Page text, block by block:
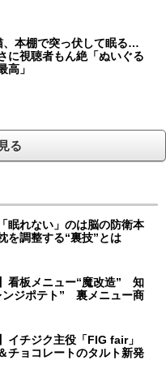
、本棚で突っ伏して眠る…
に視聴者もん絶「ぬいぐる
高」
る
眠れない」のは脳の防衛本
調整する“裏技”とは
看板メニュー“魔改造” 知
ンジポテト” 裏メニュー商
イチジク主役「FIG fair」
ョコレートのタルト新発